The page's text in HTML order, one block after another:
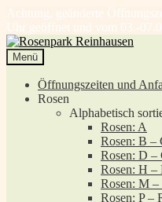
Achtung, geänderte
Uhr geöffnet und vom 03.-
Zur
Navigation
springen
Zum
Inhalt
springen
Menü
Öffnungszeiten und
Rosen
Alphabetisch
Rosen: A
Rosen: B –
Rosen: D –
Rosen: H –
Rosen: M –
Rosen: P –